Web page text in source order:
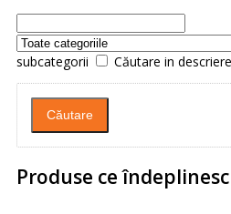
subcategorii
Căutare in
Produse ce